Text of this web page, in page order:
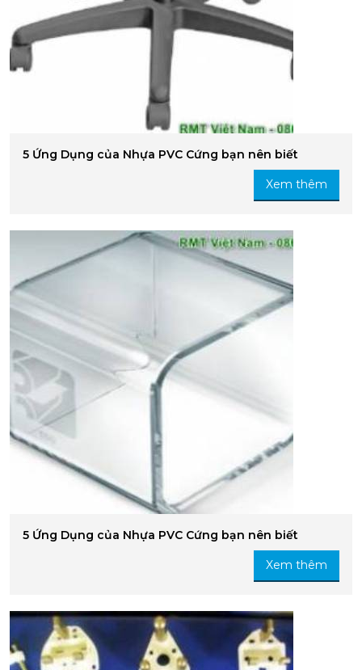
5 Ứng Dụng của Nhựa PVC Cứng bạn nên biết
Xem thêm
5 Ứng Dụng của Nhựa PVC Cứng bạn nên biết
Xem thêm